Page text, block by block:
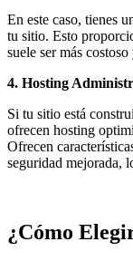
En este caso, tienes
tu sitio. Esto
suele ser más
4. Hosting
Si tu sitio está
ofrecen hosting
Ofrecen
seguridad mejorada,
¿Cómo